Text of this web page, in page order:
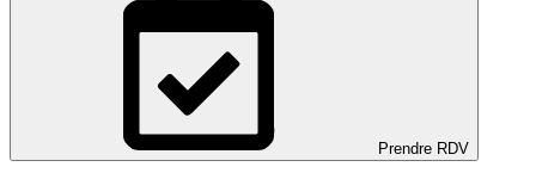
Prendre RDV